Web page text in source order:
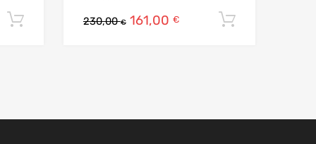
Ajouter au panier
230,00€ 161,00 €